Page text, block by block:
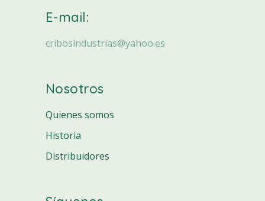
E-mail:
cribosindustrias@yahoo.es
Nosotros
Quienes somos
Historia
Distribuidores